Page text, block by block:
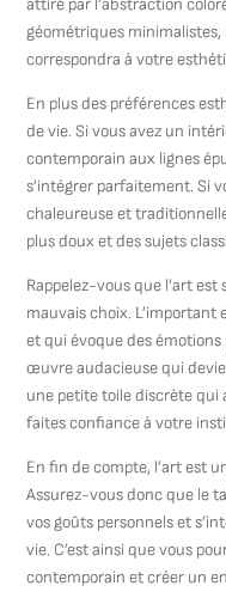
attiré par l’abstraction
géométriques
correspondra à votre
En plus des préférences
de vie. Si vous avez un
contemporain aux lignes
s’intégrer parfaitement. Si
chaleureuse et
plus doux et des sujets
Rappelez-vous que l’art est
mauvais choix.
et qui évoque des émotions
œuvre audacieuse qui
une petite toile discrète qui
faites confiance à votre
En fin de compte, l’art est
Assurez-vous donc que le
vos goûts personnels et
vie. C’est ainsi que vous
contemporain et créer un